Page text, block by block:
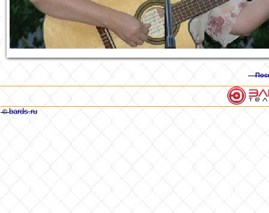
©bards.ru